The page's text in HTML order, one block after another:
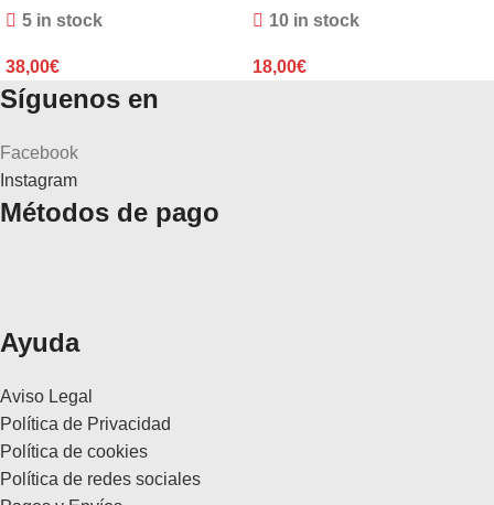
5 in stock
38,00€
10 in stock
18,00€
Síguenos en
Facebook
Instagram
Métodos de pago
Ayuda
Aviso Legal
Política de Privacidad
Política de cookies
Política de redes sociales